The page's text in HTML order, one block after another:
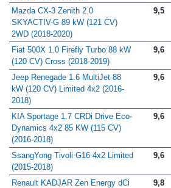
Mazda CX-3 Zenith 2.0
SKYACTIV-G 89 kW (121 CV)
2WD (2018-2020)
9,5
Fiat 500X 1.0 Firefly Turbo 88 kW
(120 CV) Cross (2018-2019)
9,6
Jeep Renegade 1.6 MultiJet 88
kW (120 CV) Limited 4x2 (2016-
2018)
9,6
KIA Sportage 1.7 CRDi Drive Eco-
Dynamics 4x2 85 KW (115 CV)
(2016-2018)
9,6
SsangYong Tivoli G16 4x2 Limited
(2015-2018)
9,6
Renault KADJAR Zen Energy dCi
9,8